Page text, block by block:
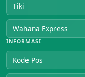
Tiki
Wahana Express
INFORMASI
Kode Pos